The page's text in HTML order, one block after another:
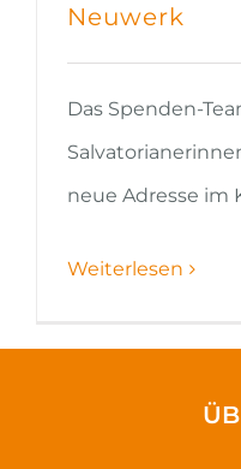
Neuwerk
Das Spenden-
neue Adresse im
Weiterlesen